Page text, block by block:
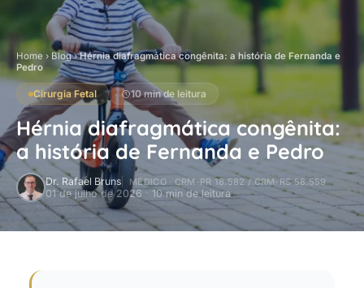
Home › Blog›Hérnia diafragmática congênita: a história de Fernanda e
Pedro
Cirurgia Fetal 10 min de leitura
Hérnia diafragmática congênita:
a história de Fernanda e Pedro
Dr. Rafael Bruns MÉDICO · CRM-PR 18.582 / CRM-RS 58.559
01 de julho de 2026 · 10 min de leitura